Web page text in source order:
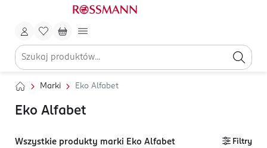
Marki Eko Alfabet
Eko Alfabet
Wszystkie produkty marki Eko Alfabet Filtry